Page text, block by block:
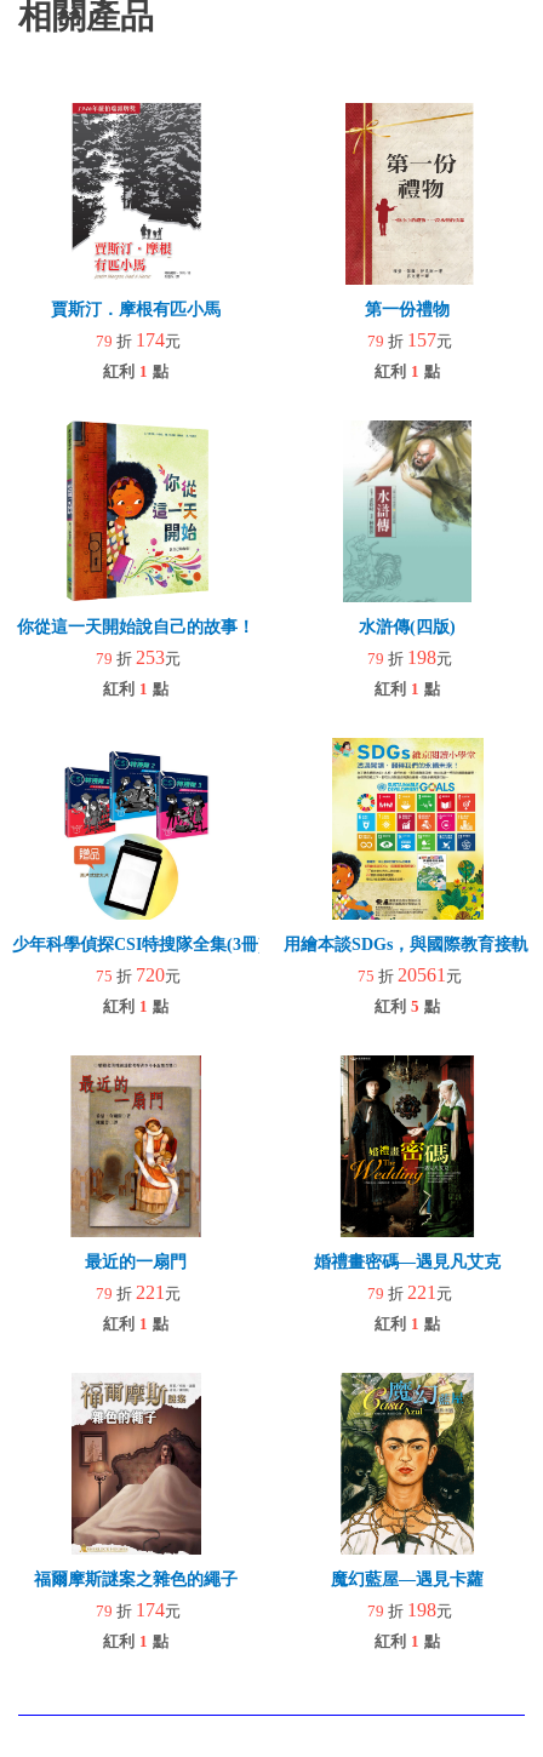
相關產品
賈斯汀．摩根有匹小馬
79 折 174元
紅利 1 點
第一份禮物
79 折 157元
紅利 1 點
你從這一天開始說自己的故事！
79 折 253元
紅利 1 點
水滸傳(四版)
79 折 198元
紅利 1 點
少年科學偵探CSI特搜隊全集(3冊)+贈頁片式放大片
75 折 720元
紅利 1 點
用繪本談SDGs，與國際教育接軌
75 折 20561 元
紅利 5 點
最近的一扇門
79 折 221 元
紅利 1 點
婚禮畫密碼—遇見凡艾克
79 折 221 元
紅利 1 點
福爾摩斯謎案之雜色的繩子
79 折 174元
紅利 1 點
魔幻藍屋—遇見卡蘿
79 折 198元
紅利 1 點